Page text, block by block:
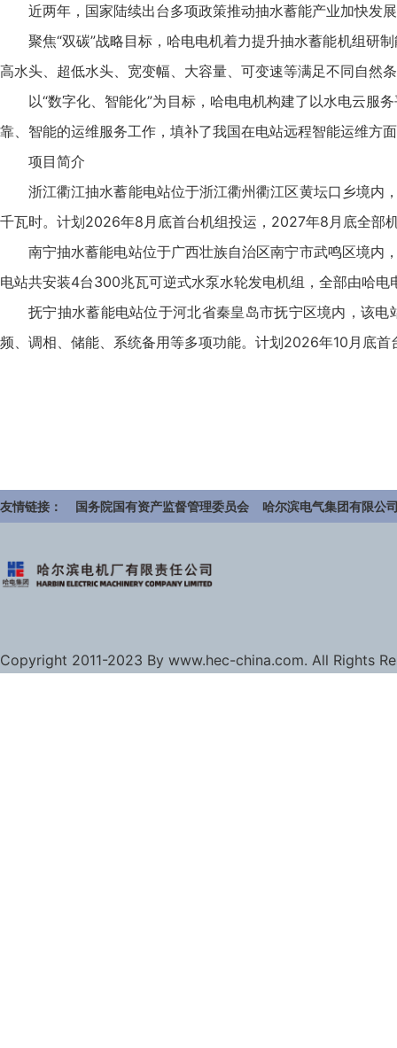
近两年，国家陆续出台多项政策推动抽水蓄能产业加快发
聚焦“双碳”战略目标，哈电电机着力提升抽水蓄能机组研
高水头、超低水头、宽变幅、大容量、可变速等满足不同自然
以“数字化、智能化”为目标，哈电电机构建了以水电云服
靠、智能的运维服务工作，填补了我国在电站远程智能运维方
项目简介
浙江衢江抽水蓄能电站位于浙江衢州衢江区黄坛口乡境
千瓦时。计划2026年8月底首台机组投运，2027年8月底全部
南宁抽水蓄能电站位于广西壮族自治区南宁市武鸣区境内
电站共安装4台300兆瓦可逆式水泵水轮发电机组，全部由哈
抚宁抽水蓄能电站位于河北省秦皇岛市抚宁区境内，该
频、调相、储能、系统备用等多项功能。计划2026年10月底
友情链接： 国务院国有资产监督管理委员会 哈尔滨电气集团有限公
Copyright 2011-2023 By www.hec-china.com. All Rights